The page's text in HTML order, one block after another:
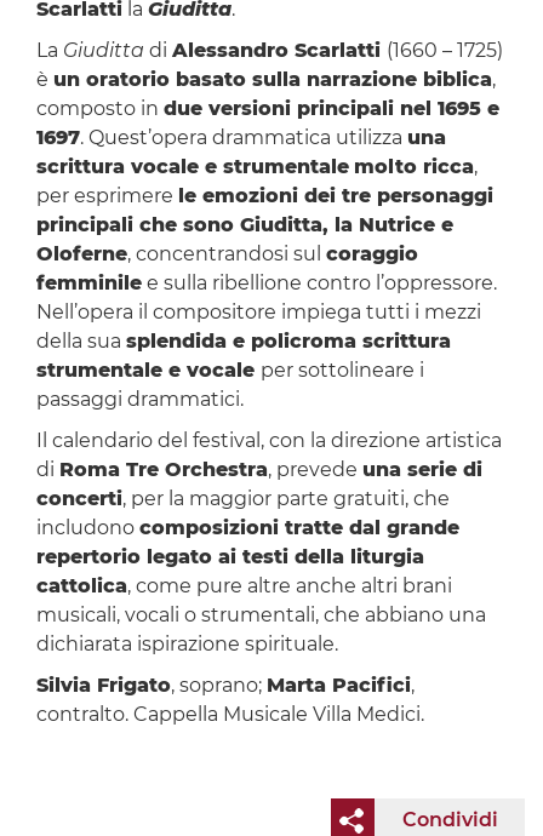
Scarlattila Giuditta.
La Giuditta di Alessandro Scarlatti (1660 – 1725)
è un oratorio basato sulla narrazione biblica,
composto in due versioni principali nel 1695 e
1697. Quest’opera drammatica utilizza una
scrittura vocale e strumentale molto ricca,
per esprimere le emozioni dei tre personaggi
principali che sono Giuditta, la Nutrice e
Oloferne, concentrandosi sul coraggio
femminilee sulla ribellione contro l’oppressore.
Nell’opera il compositore impiega tutti i mezzi
della sua splendida e policroma scrittura
strumentale e vocale per sottolineare i
passaggi drammatici.
Il calendario del festival, con la direzione artistica
di Roma Tre Orchestra, prevede una serie di
concerti, per la maggior parte gratuiti, che
includono composizioni tratte dal grande
repertorio legato ai testi della liturgia
cattolica, come pure altre anche altri brani
musicali, vocali o strumentali, che abbiano una
dichiarata ispirazione spirituale.
Silvia Frigato, soprano; Marta Pacifici,
contralto. Cappella Musicale Villa Medici.
Condividi